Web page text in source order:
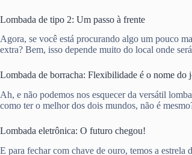
Lombada de tipo 2: Um passo à frente
Agora, se você está procurando algo um pouco
extra? Bem, isso depende muito do local onde
Lombada de borracha: Flexibilidade é o nome do
Ah, e não podemos nos esquecer da versátil
como ter o melhor dos dois mundos, não é
Lombada eletrônica: O futuro chegou!
E para fechar com chave de ouro, temos a